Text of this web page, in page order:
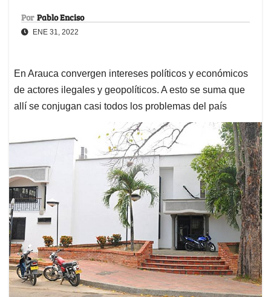
Por Pablo Enciso
ENE 31, 2022
En Arauca convergen intereses políticos y económicos
de actores ilegales y geopolíticos. A esto se suma que
allí se conjugan casi todos los problemas del país